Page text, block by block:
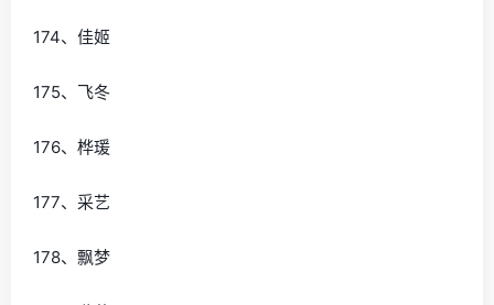
174、佳姬
175、飞冬
176、桦瑗
177、采艺
178、飘梦